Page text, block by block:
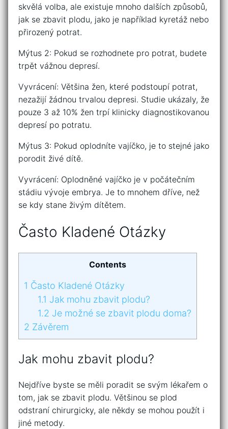
skvělá volba, ale existuje mnoho dalších způsobů,
jak se zbavit plodu, jako je například kyretáž nebo
přirozený potrat.
Mýtus 2: Pokud se rozhodnete pro potrat, budete
trpět vážnou depresí.
Vyvrácení: Většina žen, které podstoupí potrat,
nezažijí žádnou trvalou depresi. Studie ukázaly, že
pouze 3 až 10% žen trpí klinicky diagnostikovanou
depresí po potratu.
Mýtus 3: Pokud oplodníte vajíčko, je to stejné jako
porodit živé dítě.
Vyvrácení: Oplodněné vajíčko je v počátečním
stádiu vývoje embrya. Je to mnohem dříve, než
se kdy stane živým dítětem.
Často Kladené Otázky
Contents
1 Často Kladené Otázky
1.1 Jak mohu zbavit plodu?
1.2 Je možné se zbavit plodu doma?
2 Závěrem
Jak mohu zbavit plodu?
Nejdříve byste se měli poradit se svým lékařem o
tom, jak se zbavit plodu. Většinou se plod
odstraní chirurgicky, ale někdy se mohou použít i
jiné metody.